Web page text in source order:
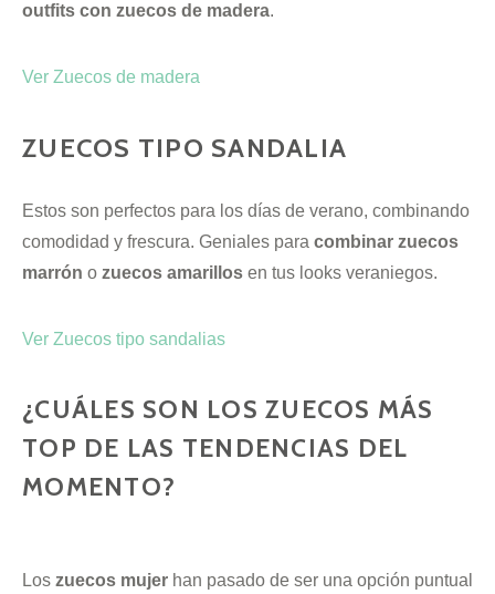
outfits con zuecos de madera.
Ver Zuecos de madera
ZUECOS TIPO SANDALIA
Estos son perfectos para los días de verano, combinando
comodidad y frescura. Geniales para combinar zuecos
marrón o zuecos amarillos en tus looks veraniegos.
Ver Zuecos tipo sandalias
¿CUÁLES SON LOS ZUECOS MÁS
TOP DE LAS TENDENCIAS DEL
MOMENTO?
Los zuecos mujer han pasado de ser una opción puntual